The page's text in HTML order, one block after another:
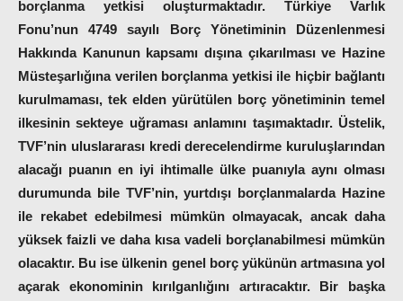
borçlanma yetkisi oluşturmaktadır. Türkiye Varlık
Fonu’nun 4749 sayılı Borç Yönetiminin Düzenlenmesi
Hakkında Kanunun kapsamı dışına çıkarılması ve Hazine
Müsteşarlığına verilen borçlanma yetkisi ile hiçbir bağlantı
kurulmaması, tek elden yürütülen borç yönetiminin temel
ilkesinin sekteye uğraması anlamını taşımaktadır. Üstelik,
TVF’nin uluslararası kredi derecelendirme kuruluşlarından
alacağı puanın en iyi ihtimalle ülke puanıyla aynı olması
durumunda bile TVF’nin, yurtdışı borçlanmalarda Hazine
ile rekabet edebilmesi mümkün olmayacak, ancak daha
yüksek faizli ve daha kısa vadeli borçlanabilmesi mümkün
olacaktır. Bu ise ülkenin genel borç yükünün artmasına yol
açarak ekonominin kırılganlığını artıracaktır. Bir başka